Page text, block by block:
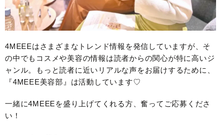
4MEEEはさまざまなトレンド情報を発信していますが、そ
の中でもコスメや美容の情報は読者からの関心が特に高いジ
ャンル。もっと読者に近いリアルな声をお届けするために、
『4MEEE美容部』は活動しています♡
一緒に4MEEEを盛り上げてくれる方、奮ってご応募くださ
い！